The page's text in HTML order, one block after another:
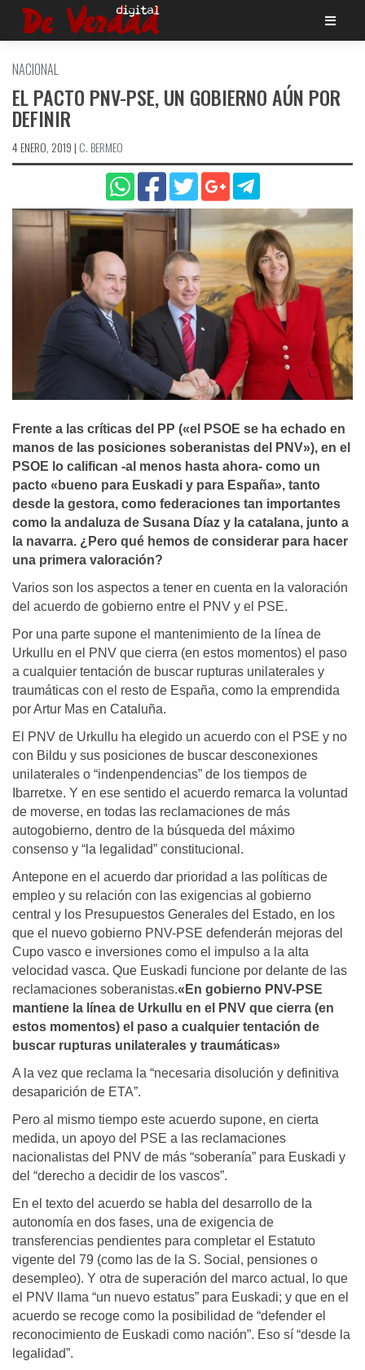
Saltar
NACIONAL
EL PACTO PNV-PSE, UN GOBIERNO AÚN POR
DEFINIR
4 ENERO, 2019 | C. BERMEO
Frente a las crí­ticas del PP («el PSOE se ha echado en
manos de las posiciones soberanistas del PNV»), en el
PSOE lo califican -al menos hasta ahora- como un
pacto «bueno para Euskadi y para España», tanto
desde la gestora, como federaciones tan importantes
como la andaluza de Susana Dí­az y la catalana, junto a
la navarra. ¿Pero qué hemos de considerar para hacer
una primera valoración?
Varios son los aspectos a tener en cuenta en la valoración
del acuerdo de gobierno entre el PNV y el PSE.
Por una parte supone el mantenimiento de la línea de
Urkullu en el PNV que cierra (en estos momentos) el paso
a cualquier tentación de buscar rupturas unilaterales y
traumáticas con el resto de España, como la emprendida
por Artur Mas en Cataluña.
El PNV de Urkullu ha elegido un acuerdo con el PSE y no
con Bildu y sus posiciones de buscar desconexiones
unilaterales o “indenpendencias” de los tiempos de
Ibarretxe. Y en ese sentido el acuerdo remarca la voluntad
de moverse, en todas las reclamaciones de más
autogobierno, dentro de la búsqueda del máximo
consenso y “la legalidad” constitucional.
Antepone en el acuerdo dar prioridad a las políticas de
empleo y su relación con las exigencias al gobierno
central y los Presupuestos Generales del Estado, en los
que el nuevo gobierno PNV-PSE defenderán mejoras del
Cupo vasco e inversiones como el impulso a la alta
velocidad vasca. Que Euskadi funcione por delante de las
reclamaciones soberanistas.«En gobierno PNV-PSE
mantiene la línea de Urkullu en el PNV que cierra (en
estos momentos) el paso a cualquier tentación de
buscar rupturas unilaterales y traumáticas»
A la vez que reclama la “necesaria disolución y definitiva
desaparición de ETA”.
Pero al mismo tiempo este acuerdo supone, en cierta
medida, un apoyo del PSE a las reclamaciones
nacionalistas del PNV de más “soberanía” para Euskadi y
del “derecho a decidir de los vascos”.
En el texto del acuerdo se habla del desarrollo de la
autonomía en dos fases, una de exigencia de
transferencias pendientes para completar el Estatuto
vigente del 79 (como las de la S. Social, pensiones o
desempleo). Y otra de superación del marco actual, lo que
el PNV llama “un nuevo estatus” para Euskadi; y que en el
acuerdo se recoge como la posibilidad de “defender el
reconocimiento de Euskadi como nación”. Eso sí “desde la
legalidad”.